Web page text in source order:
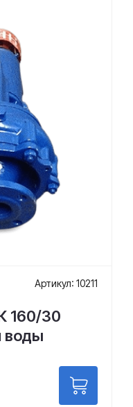
Артикул: 10211
160/30
воды